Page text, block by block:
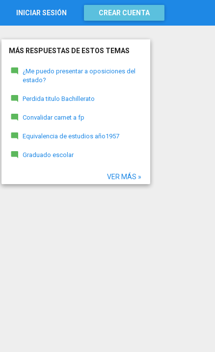
INICIAR SESIÓN CREAR CUENTA
MÁS RESPUESTAS DE ESTOS TEMAS
¿Me puedo presentar a oposiciones del
estado?
Perdida titulo Bachillerato
Convalidar carnet a fp
Equivalencia de estudios año1957
Graduado escolar
VER MÁS »